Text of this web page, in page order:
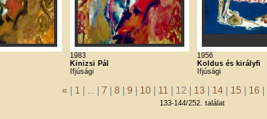
1983
Kinizsi Pál
Ifjúsági
1956
Koldus és királyfi
Ifjúsági
« | 1 | ... | 7 | 8 | 9 | 10| 11 | 12 | 13 | 14| 15 | 16 |
133-144/252. találat